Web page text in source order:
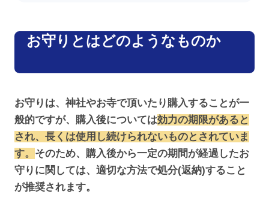
お守りとはどのようなものか
お守りは、神社やお寺で頂いたり購入することが一
般的ですが、購入後については効力の期限があると
され、長くは使用し続けられないものとされていま
す。 そのため、購入後から一定の期間が経過したお
守りに関しては、適切な方法で処分(返納)すること
が推奨されます。